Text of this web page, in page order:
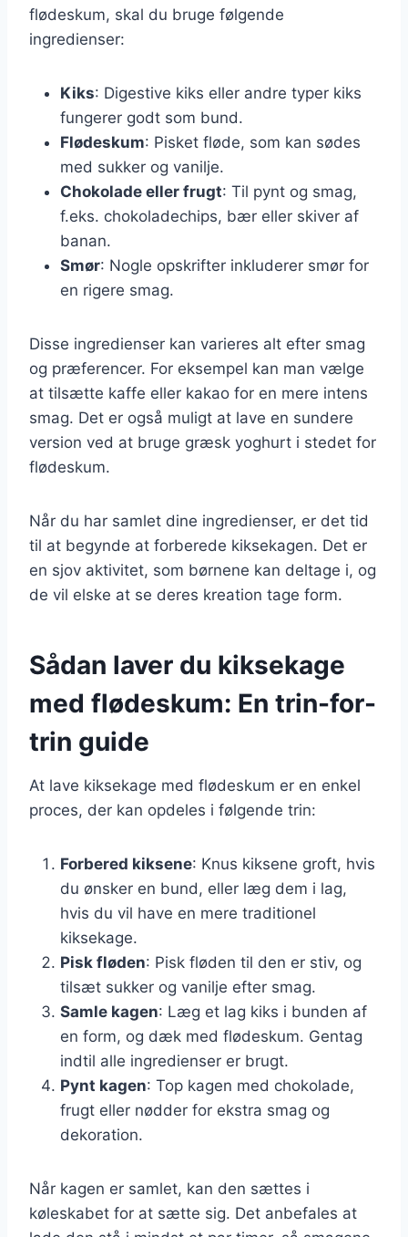
flødeskum, skal du bruge følgende
ingredienser:
Kiks: Digestive kiks eller andre typer kiks
fungerer godt som bund.
Flødeskum: Pisket fløde, som kan sødes
med sukker og vanilje.
Chokolade eller frugt: Til pynt og smag,
f.eks. chokoladechips, bær eller skiver af
banan.
Smør: Nogle opskrifter inkluderer smør for
en rigere smag.
Disse ingredienser kan varieres alt efter smag
og præferencer. For eksempel kan man vælge
at tilsætte kaffe eller kakao for en mere intens
smag. Det er også muligt at lave en sundere
version ved at bruge græsk yoghurt i stedet for
flødeskum.
Når du har samlet dine ingredienser, er det tid
til at begynde at forberede kiksekagen. Det er
en sjov aktivitet, som børnene kan deltage i, og
de vil elske at se deres kreation tage form.
Sådan laver du kiksekage
med flødeskum: En trin-for-
trin guide
At lave kiksekage med flødeskum er en enkel
proces, der kan opdeles i følgende trin:
Forbered kiksene: Knus kiksene groft, hvis
du ønsker en bund, eller læg dem i lag,
hvis du vil have en mere traditionel
kiksekage.
Pisk fløden: Pisk fløden til den er stiv, og
tilsæt sukker og vanilje efter smag.
Samle kagen: Læg et lag kiks i bunden af
en form, og dæk med flødeskum. Gentag
indtil alle ingredienser er brugt.
Pynt kagen: Top kagen med chokolade,
frugt eller nødder for ekstra smag og
dekoration.
Når kagen er samlet, kan den sættes i
køleskabet for at sætte sig. Det anbefales at